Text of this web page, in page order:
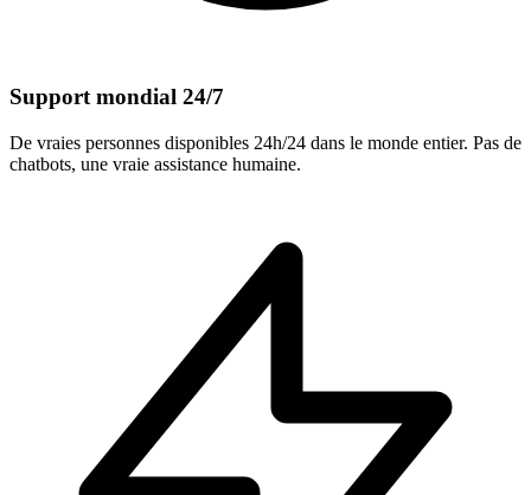
Support mondial 24/7
De vraies personnes disponibles 24h/24 dans le monde entier. Pas de
chatbots, une vraie assistance humaine.